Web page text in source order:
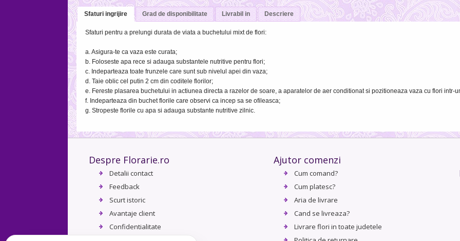
Sfaturi ingrijire Grad de disponibilitate Livrabil in Descriere
Sfaturi pentru a prelungi durata de viata a buchetului mixt de flori:
a. Asigura-te ca vaza este curata;
b. Foloseste apa rece si adauga substantele nutritive pentru flori;
c. Indeparteaza toate frunzele care sunt sub nivelul apei din vaza;
d. Taie oblic cel putin 2 cm din coditele florilor;
e. Fereste plasarea buchetului in actiunea directa a razelor de soare, a aparatelor de aer conditionat si pozitioneaza vaza cu flori intr-
f. Indeparteaza din buchet florile care observi ca incep sa se ofileasca;
g. Stropeste florile cu apa si adauga substante nutritive zilnic.
Despre Florarie.ro
Detalii contact
Feedback
Scurt istoric
Avantaje client
Confidentialitate
Ajutor comenzi
Cum comand?
Cum platesc?
Aria de livrare
Cand se livreaza?
Livrare flori in toate judetele